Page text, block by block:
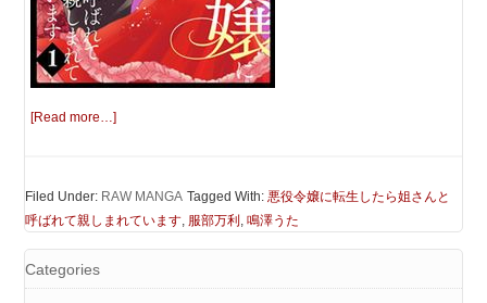
[Read more…]
Filed Under: RAW MANGA Tagged With:悪役令嬢に転生したら姐さんと
呼ばれて親しまれています, 服部万利 ,鳴澤うた
Categories